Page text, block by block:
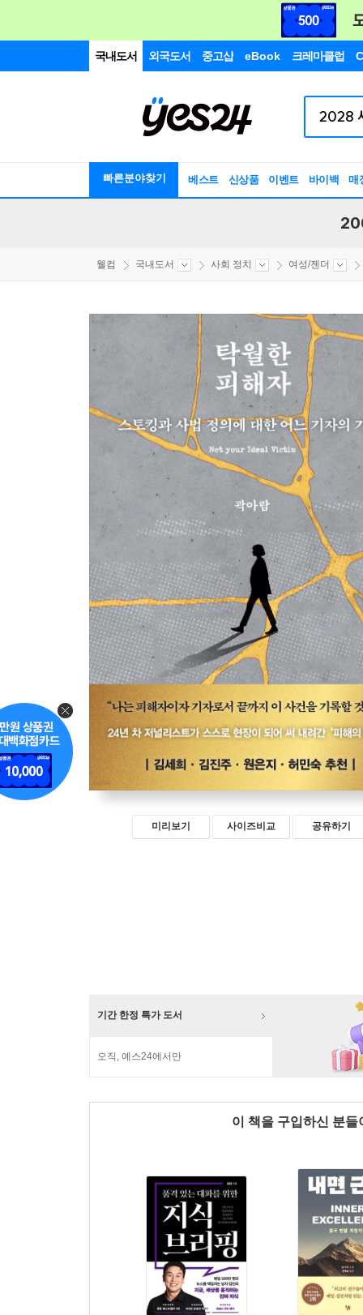
국내도서 외국도서 중고샵 eBook 크레마클럽
빠른분야찾기 베스트 신상품 이벤트 바이백 매
웰컴 국내도서 사회 정치 여성/젠더
미리보기 사이즈비교 공유하기
기간 한정 특가 도서
오직, 예스24에서만
이 책을 구입하신 분